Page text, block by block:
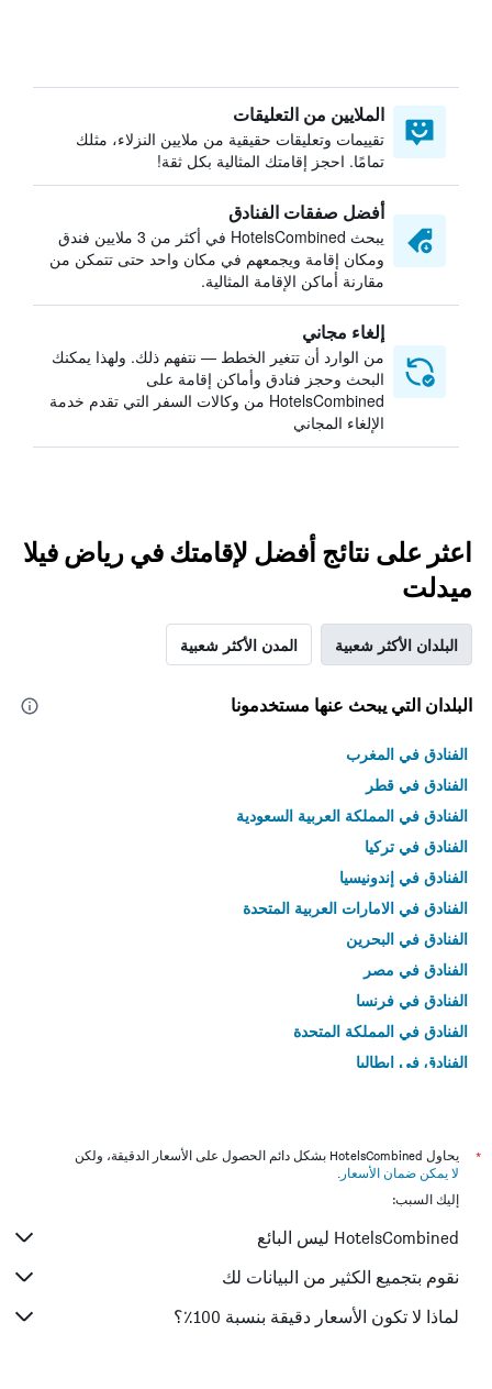
الملايين من التعليقات
تقييمات وتعليقات حقيقية من ملايين النزلاء، مثلك
تمامًا. احجز إقامتك المثالية بكل ثقة!
أفضل صفقات الفنادق
يبحث HotelsCombined في أكثر من 3 ملايين فندق
ومكان إقامة ويجمعهم في مكان واحد حتى تتمكن من
مقارنة أماكن الإقامة المثالية.
إلغاء مجاني
من الوارد أن تتغير الخطط — نتفهم ذلك. ولهذا يمكنك
البحث وحجز فنادق وأماكن إقامة على
HotelsCombined من وكالات السفر التي تقدم خدمة
الإلغاء المجاني
اعثر على نتائج أفضل لإقامتك في رياض فيلا
ميدلت
البلدان الأكثر شعبية المدن الأكثر شعبية
البلدان التي يبحث عنها مستخدمونا
الفنادق في المغرب
الفنادق في قطر
الفنادق في المملكة العربية السعودية
الفنادق في تركيا
الفنادق في إندونيسيا
الفنادق في الامارات العربية المتحدة
الفنادق في البحرين
الفنادق في مصر
الفنادق في فرنسا
الفنادق في المملكة المتحدة
الفنادق في إيطاليا
*
يحاول HotelsCombined بشكل دائم الحصول على الأسعار الدقيقة، ولكن
لا يمكن ضمان الأسعار .
إليك السبب:
HotelsCombined ليس البائع
نقوم بتجميع الكثير من البيانات لك
لماذا لا تكون الأسعار دقيقة بنسبة 100٪؟